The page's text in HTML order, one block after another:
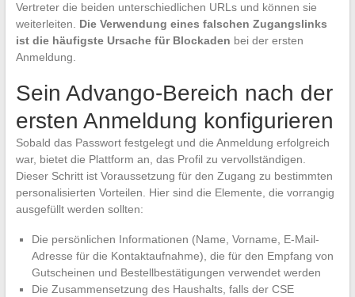
Vertreter die beiden unterschiedlichen URLs und können sie
weiterleiten. Die Verwendung eines falschen Zugangslinks
ist die häufigste Ursache für Blockaden bei der ersten
Anmeldung.
Sein Advango-Bereich nach der
ersten Anmeldung konfigurieren
Sobald das Passwort festgelegt und die Anmeldung erfolgreich
war, bietet die Plattform an, das Profil zu vervollständigen.
Dieser Schritt ist Voraussetzung für den Zugang zu bestimmten
personalisierten Vorteilen. Hier sind die Elemente, die vorrangig
ausgefüllt werden sollten:
Die persönlichen Informationen (Name, Vorname, E-Mail-
Adresse für die Kontaktaufnahme), die für den Empfang von
Gutscheinen und Bestellbestätigungen verwendet werden
Die Zusammensetzung des Haushalts, falls der CSE